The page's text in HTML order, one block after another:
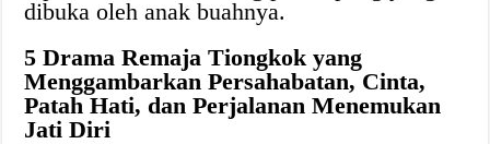
dibuka oleh anak buahnya.
5 Drama Remaja Tiongkok yang
Menggambarkan Persahabatan, Cinta,
Patah Hati, dan Perjalanan Menemukan
Jati Diri